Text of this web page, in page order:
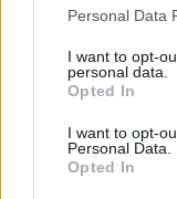
Please note that
not limited to your
grant or deny
use your data for
consent section.
Personal Data
I want to opt-
personal data.
Opted In
I want to opt-
Personal Data.
Opted In
- Eleinte csak
szerettem a
középiskola vége
én utam, hogy
adni. A családom
is. Úgy három éve